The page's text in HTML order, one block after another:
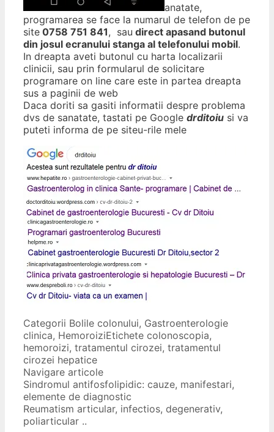
anatate,
programarea se face la numarul de telefon de pe
site 0758 751 841, sau direct apasand butonul
din josul ecranului stanga al telefonului mobil.
In dreapta aveti butonul cu harta localizarii
clinicii, sau prin formularul de solicitare
programare on line care este in partea dreapta
sus a paginii de web
Daca doriti sa gasiti informatii despre problema
dvs de sanatate, tastati pe Google drditoiu si va
puteti informa de pe siteu-rile mele
Categorii Bolile colonului, Gastroenterologie
clinica, HemoroiziEtichete colonoscopia,
hemoroizi, tratamentul cirozei, tratamentul
cirozei hepatice
Navigare articole
Sindromul antifosfolipidic: cauze, manifestari,
elemente de diagnostic
Reumatism articular, infectios, degenerativ,
poliarticular ..